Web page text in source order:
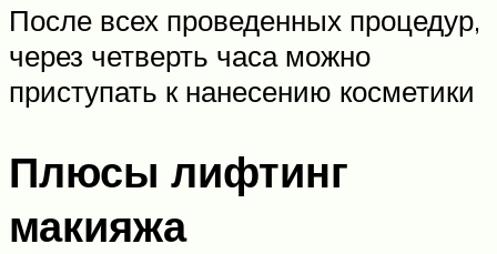
После всех проведенных процедур,
через четверть часа можно
приступать к нанесению косметики
Плюсы лифтинг
макияжа